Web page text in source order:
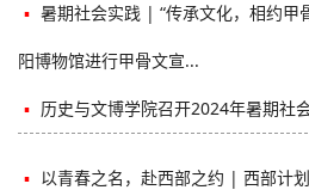
▪ 暑期社会实践 | “传承文化，相约甲
阳博物馆进行甲骨文宣...
▪ 历史与文博学院召开2024年暑期社
▪ 以青春之名，赴西部之约 | 西部计